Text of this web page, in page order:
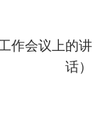
作会议上的讲
话）